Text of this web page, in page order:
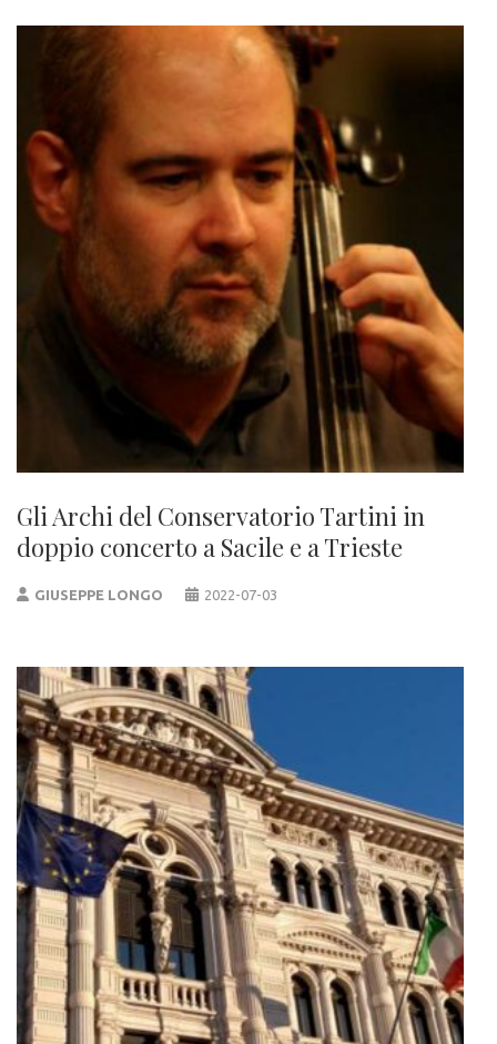
Gli Archi del Conservatorio Tartini in
doppio concerto a Sacile e a Trieste
GIUSEPPE LONGO 2022-07-03